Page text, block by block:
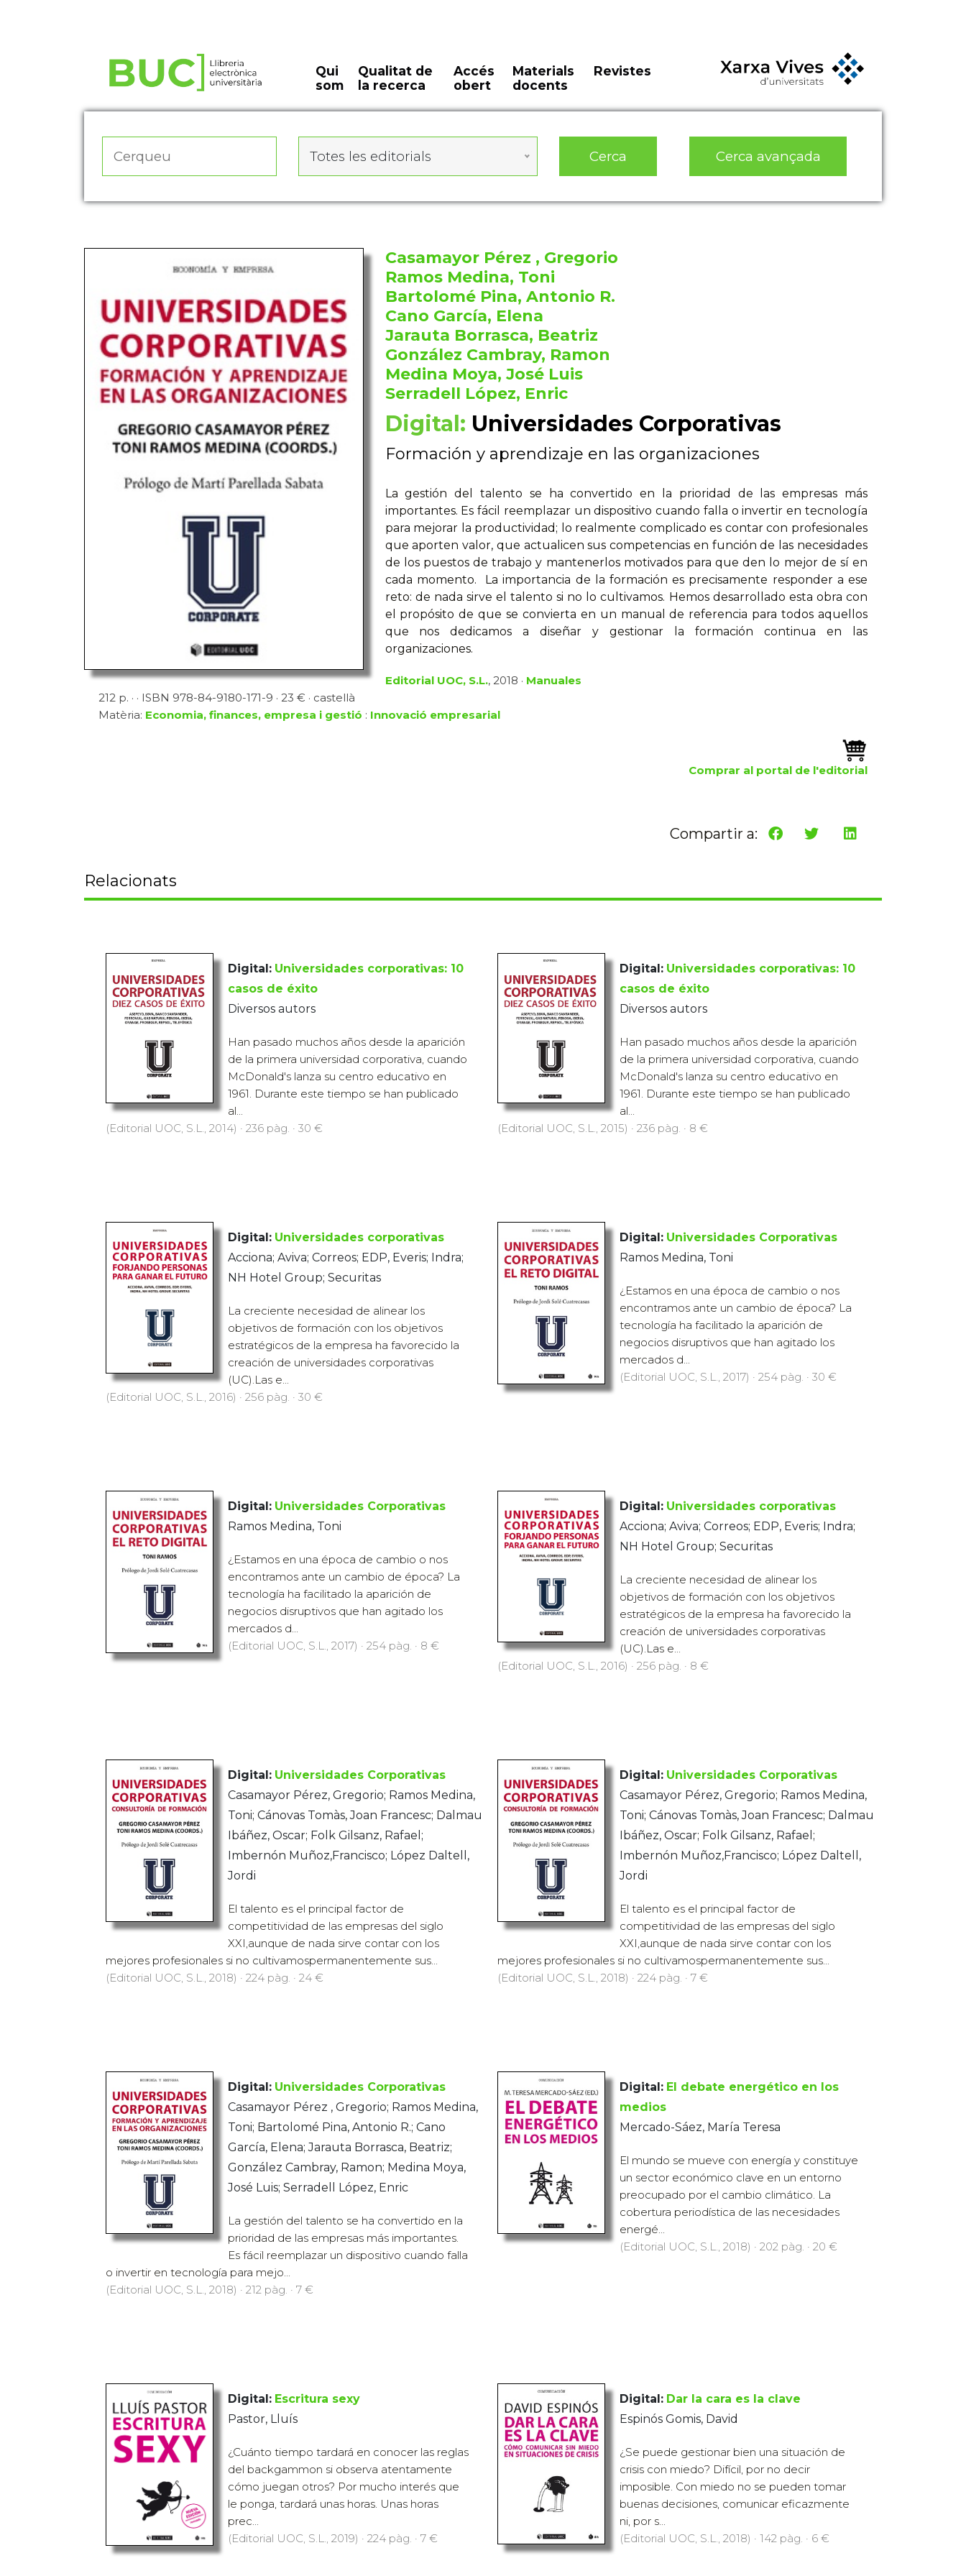
Qui
som
Qualitat de
la recerca
Accés
obert
Materials
docents
Revistes
Totes les editorials Cerca Cerca avançada
Casamayor Pérez , Gregorio
Ramos Medina, Toni
Bartolomé Pina, Antonio R.
Cano García, Elena
Jarauta Borrasca, Beatriz
González Cambray, Ramon
Medina Moya, José Luis
Serradell López, Enric
Digital: Universidades Corporativas
Formación y aprendizaje en las organizaciones
La gestión del talento se ha convertido en la prioridad de las empresas más
importantes. Es fácil reemplazar un dispositivo cuando falla o invertir en tecnología
para mejorar la productividad; lo realmente complicado es contar con profesionales
que aporten valor, que actualicen sus competencias en función de las necesidades
de los puestos de trabajo y mantenerlos motivados para que den lo mejor de sí en
cada momento. La importancia de la formación es precisamente responder a ese
reto: de nada sirve el talento si no lo cultivamos. Hemos desarrollado esta obra con
el propósito de que se convierta en un manual de referencia para todos aquellos
que nos dedicamos a diseñar y gestionar la formación continua en las
organizaciones.
Editorial UOC, S.L., 2018 · Manuales
212 p. · · ISBN 978-84-9180-171-9 · 23 € · castellà
Matèria: Economia, finances, empresa i gestió : Innovació empresarial
Comprar al portal de l'editorial
Compartir a:
Relacionats
Digital: Universidades corporativas: 10
casos de éxito
Diversos autors
Han pasado muchos años desde la aparición
de la primera universidad corporativa, cuando
McDonald's lanza su centro educativo en
1961. Durante este tiempo se han publicado
al...
(Editorial UOC, S.L., 2014) · 236 pàg. · 30 €
Digital: Universidades corporativas: 10
casos de éxito
Diversos autors
Han pasado muchos años desde la aparición
de la primera universidad corporativa, cuando
McDonald's lanza su centro educativo en
1961. Durante este tiempo se han publicado
al...
(Editorial UOC, S.L., 2015) · 236 pàg. · 8 €
Digital: Universidades corporativas
Acciona; Aviva; Correos; EDP, Everis; Indra;
NH Hotel Group; Securitas
La creciente necesidad de alinear los
objetivos de formación con los objetivos
estratégicos de la empresa ha favorecido la
creación de universidades corporativas
(UC).Las e...
(Editorial UOC, S.L., 2016) · 256 pàg. · 30 €
Digital: Universidades Corporativas
Ramos Medina, Toni
¿Estamos en una época de cambio o nos
encontramos ante un cambio de época? La
tecnología ha facilitado la aparición de
negocios disruptivos que han agitado los
mercados d...
(Editorial UOC, S.L., 2017) · 254 pàg. · 30 €
Digital: Universidades Corporativas
Ramos Medina, Toni
¿Estamos en una época de cambio o nos
encontramos ante un cambio de época? La
tecnología ha facilitado la aparición de
negocios disruptivos que han agitado los
mercados d...
(Editorial UOC, S.L., 2017) · 254 pàg. · 8 €
Digital: Universidades corporativas
Acciona; Aviva; Correos; EDP, Everis; Indra;
NH Hotel Group; Securitas
La creciente necesidad de alinear los
objetivos de formación con los objetivos
estratégicos de la empresa ha favorecido la
creación de universidades corporativas
(UC).Las e...
(Editorial UOC, S.L., 2016) · 256 pàg. · 8 €
Digital: Universidades Corporativas
Casamayor Pérez, Gregorio; Ramos Medina,
Toni; Cánovas Tomàs, Joan Francesc; Dalmau
Ibáñez, Oscar; Folk Gilsanz, Rafael;
Imbernón Muñoz,Francisco; López Daltell,
Jordi
El talento es el principal factor de
competitividad de las empresas del siglo
XXI,aunque de nada sirve contar con los
mejores profesionales si no cultivamospermanentemente sus...
(Editorial UOC, S.L., 2018) · 224 pàg. · 24 €
Digital: Universidades Corporativas
Casamayor Pérez, Gregorio; Ramos Medina,
Toni; Cánovas Tomàs, Joan Francesc; Dalmau
Ibáñez, Oscar; Folk Gilsanz, Rafael;
Imbernón Muñoz,Francisco; López Daltell,
Jordi
El talento es el principal factor de
competitividad de las empresas del siglo
XXI,aunque de nada sirve contar con los
mejores profesionales si no cultivamospermanentemente sus...
(Editorial UOC, S.L., 2018) · 224 pàg. · 7 €
Digital: Universidades Corporativas
Casamayor Pérez , Gregorio; Ramos Medina,
Toni; Bartolomé Pina, Antonio R.; Cano
García, Elena; Jarauta Borrasca, Beatriz;
González Cambray, Ramon; Medina Moya,
José Luis; Serradell López, Enric
La gestión del talento se ha convertido en la
prioridad de las empresas más importantes.
Es fácil reemplazar un dispositivo cuando falla
o invertir en tecnología para mejo...
(Editorial UOC, S.L., 2018) · 212 pàg. · 7 €
Digital: El debate energético en los
medios
Mercado-Sáez, María Teresa
El mundo se mueve con energía y constituye
un sector económico clave en un entorno
preocupado por el cambio climático. La
cobertura periodística de las necesidades
energé...
(Editorial UOC, S.L., 2018) · 202 pàg. · 20 €
Digital: Escritura sexy
Pastor, Lluís
¿Cuánto tiempo tardará en conocer las reglas
del backgammon si observa atentamente
cómo juegan otros? Por mucho interés que
le ponga, tardará unas horas. Unas horas
prec...
(Editorial UOC, S.L., 2019) · 224 pàg. · 7 €
Digital: Dar la cara es la clave
Espinós Gomis, David
¿Se puede gestionar bien una situación de
crisis con miedo? Difícil, por no decir
imposible. Con miedo no se pueden tomar
buenas decisiones, comunicar eficazmente
ni, por s...
(Editorial UOC, S.L., 2018) · 142 pàg. · 6 €